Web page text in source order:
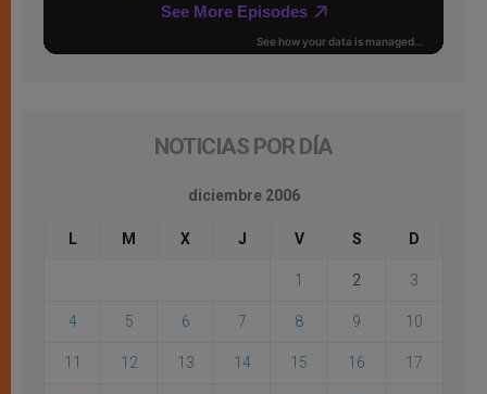
NOTICIAS POR DÍA
diciembre 2006
L M X J V S D
1 2 3
4 5 6 7 8 9 10
11 12 13 14 15 16 17